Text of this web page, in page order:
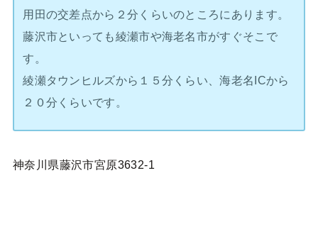
用田の交差点から２分くらいのところにあります。
藤沢市といっても綾瀬市や海老名市がすぐそこで
す。
綾瀬タウンヒルズから１５分くらい、海老名ICから
２０分くらいです。
神奈川県藤沢市宮原3632-1